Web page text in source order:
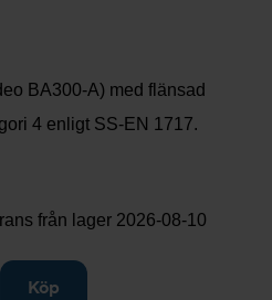
BA300-A) med flänsad
4 enligt SS-EN 1717.
från lager 2026-08-10
tillKöp